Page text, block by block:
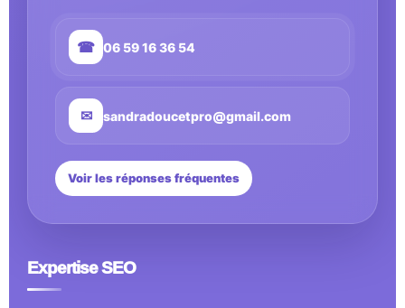
☎ 06 59 16 36 54
✉ sandradoucetpro@gmail.com
Voir les réponses fréquentes
Expertise SEO